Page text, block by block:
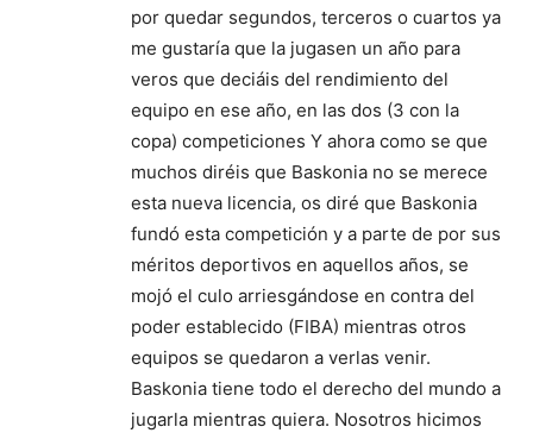
por quedar segundos, terceros o cuartos ya
me gustaría que la jugasen un año para
veros que deciáis del rendimiento del
equipo en ese año, en las dos (3 con la
copa) competiciones Y ahora como se que
muchos diréis que Baskonia no se merece
esta nueva licencia, os diré que Baskonia
fundó esta competición y a parte de por sus
méritos deportivos en aquellos años, se
mojó el culo arriesgándose en contra del
poder establecido (FIBA) mientras otros
equipos se quedaron a verlas venir.
Baskonia tiene todo el derecho del mundo a
jugarla mientras quiera. Nosotros hicimos